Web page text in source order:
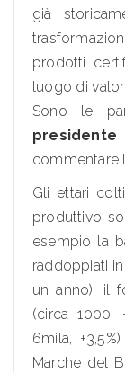
già
prodotti
luogo di
Sono le
commentare
Gli ettari
produttivo
esempio la
raddoppiati in
un anno), il
(circa 1000,
6mila,
Marche del